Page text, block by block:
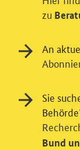
zu
An
Sie
Bund